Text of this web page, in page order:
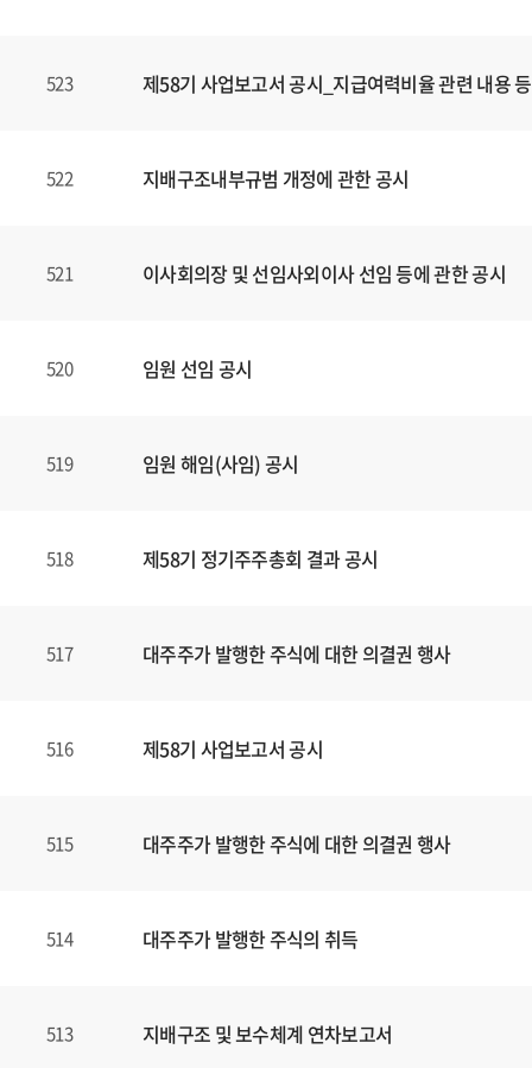
523 제58기 사업보고서 공시_지급여력비율 관련 내용
522 지배구조내부규범 개정에 관한 공시
521 이사회의장 및 선임사외이사 선임 등에 관한 공시
520 임원 선임 공시
519 임원 해임(사임) 공시
518 제58기 정기주주총회 결과 공시
517 대주주가 발행한 주식에 대한 의결권 행사
516 제58기 사업보고서 공시
515 대주주가 발행한 주식에 대한 의결권 행사
514 대주주가 발행한 주식의 취득
513 지배구조 및 보수체계 연차보고서